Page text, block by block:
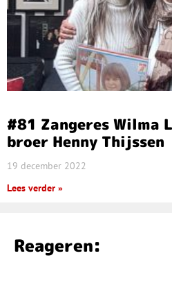
#81 Zangeres Wilma
broer Henny Thijssen
19 december 2022
Lees verder »
Reageren: